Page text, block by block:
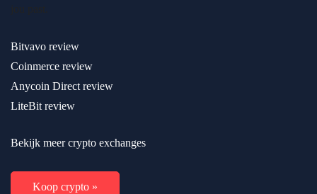
Bitvavo review
Coinmerce review
Anycoin Direct review
LiteBit review
Bekijk meer crypto exchanges
Koop crypto »